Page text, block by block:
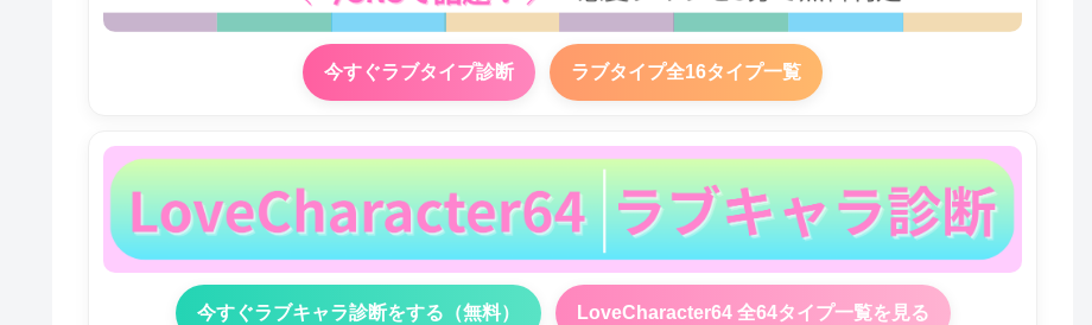
今すぐラブタイプ診断 ラブタイプ全16タイプ一覧
今すぐラブキャラ診断をする（無料） LoveCharacter64 全64タイプ一覧を見る